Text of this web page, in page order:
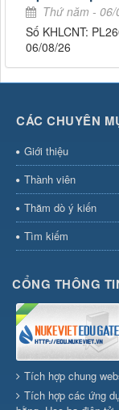
Thứ năm -
Số KHLCNT:
06/08/26
CÁC CHUYÊN
Giới thiệu
Thành viên
Thăm dò ý kiến
Tìm kiếm
CỔNG THÔNG
Tích hợp chung
Tích hợp các ứng